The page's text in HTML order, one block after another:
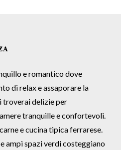
e romantico dove
di relax e assaporare la
troverai delizie per
tranquille e confortevoli.
e cucina tipica ferrarese.
ampi spazi verdi costeggiano